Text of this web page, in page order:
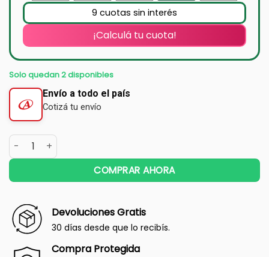
9 cuotas sin interés
¡Calculá tu cuota!
Solo quedan 2 disponibles
Envío a todo el país
Cotizá tu envío
COMPRAR AHORA
Devoluciones Gratis
30 días desde que lo recibís.
Compra Protegida